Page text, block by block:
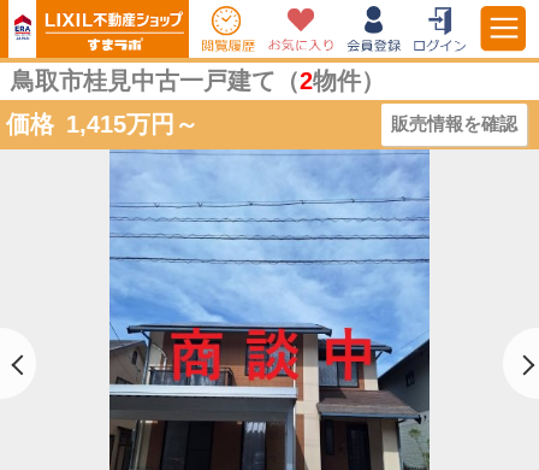
鳥取市桂見中古一戸建て（2物件）
価格 1,415万円～ 販売情報を確認